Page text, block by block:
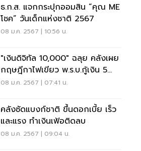
ธ.ก.ส. แจกกระปุกออมสิน “คุณ ME
โชค” วันเด็กแห่งชาติ 2567
08 ม.ค. 2567 | 10:56 น.
"เงินดิจิทัล 10,000" ฉลุย คลังเผย
กฤษฎีกาไฟเขียว พ.ร.บ.กู้เงิน 5
แสนล้าน
08 ม.ค. 2567 | 07:41 น.
คลังซัดแบงก์ชาติ ขึ้นดอกเบี้ย เร็ว
และแรง ทำเงินเฟ้อติดลบ
08 ม.ค. 2567 | 09:04 น.